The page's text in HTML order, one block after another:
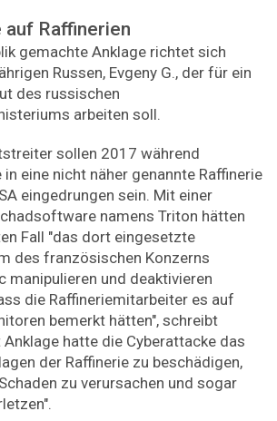
Raffinerien
gemachte Anklage richtet sich
Russen, Evgeny G., der für ein
des russischen
arbeiten soll.
sollen 2017 während
eine nicht näher genannte Raffinerie
eingedrungen sein. Mit einer
namens Triton hätten
Fall "das dort eingesetzte
des französischen Konzerns
manipulieren und deaktivieren
die Raffineriemitarbeiter es auf
bemerkt hätten", schreibt
Anklage hatte die Cyberattacke das
der Raffinerie zu beschädigen,
zu verursachen und sogar